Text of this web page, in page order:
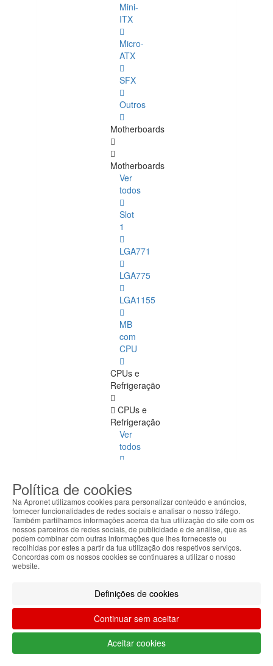
Mini-
ITX
Micro-
ATX
SFX
Outros
Motherboards
Motherboards
Ver
todos
Slot
1
LGA771
LGA775
LGA1155
MB
com
CPU
CPUs e
Refrigeração
CPUs e
Refrigeração
Ver
todos
LGA1155
LGA1156
Mobile
LGA1150
AMD
LGA1151
Política de cookies
Na Apronet utilizamos cookies para personalizar conteúdo e anúncios,
fornecer funcionalidades de redes sociais e analisar o nosso tráfego.
Também partilhamos informações acerca da tua utilização do site com os
nossos parceiros de redes sociais, de publicidade e de análise, que as
podem combinar com outras informações que lhes forneceste ou
recolhidas por estes a partir da tua utilização dos respetivos serviços.
Concordas com os nossos cookies se continuares a utilizar o nosso
website.
Definições de cookies
Continuar sem aceitar
Aceitar cookies